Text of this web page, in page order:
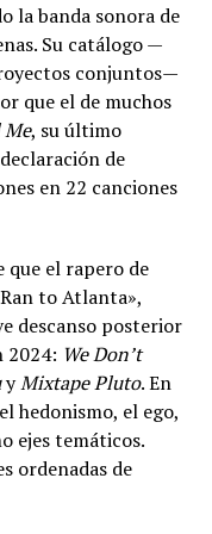
la banda sonora de
Su catálogo —
conjuntos—
que el de muchos
Me, su último
de
en 22 canciones
que el rapero de
to Atlanta»,
descanso posterior
2024: We Don’t
yMixtape Pluto. En
hedonismo, el ego,
ejes temáticos.
ordenadas de